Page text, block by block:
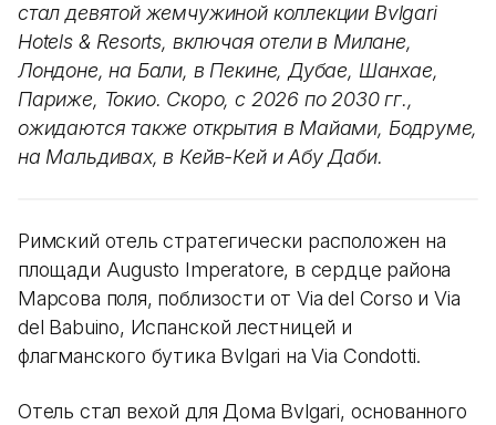
стал девятой жемчужиной коллекции Bvlgari
Hotels & Resorts, включая отели в Милане,
Лондоне, на Бали, в Пекине, Дубае, Шанхае,
Париже, Токио. Скоро, с 2026 по 2030 гг.,
ожидаются также открытия в Майами, Бодруме,
на Мальдивах, в Кейв-Кей и Абу Даби.
Римский отель стратегически расположен на
площади Augusto Imperatore, в сердце района
Марсова поля, поблизости от Via del Corso и Via
del Babuino, Испанской лестницей и
флагманского бутика Bvlgari на Via Condotti.
Отель стал вехой для Дома Bvlgari, основанного